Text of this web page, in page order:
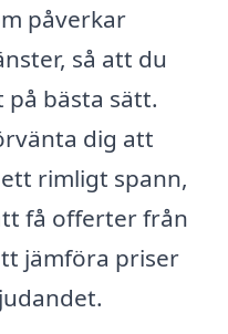
påverkar
så att du
bästa sätt.
dig att
rimligt spann,
få offerter från
jämföra priser